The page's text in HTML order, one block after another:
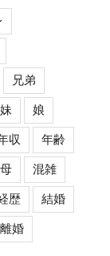
兄弟
妹 娘
収 年齢
母 混雑
歴 結婚
離婚